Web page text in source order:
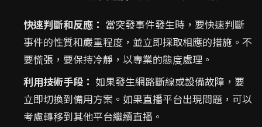
快速判斷和反應： 當突發事件發生時，要快速判斷
事件的性質和嚴重程度，並立即採取相應的措施。不
要慌張，要保持冷靜，以專業的態度處理。
利用技術手段： 如果發生網路斷線或設備故障，要
立即切換到備用方案。如果直播平台出現問題，可以
考慮轉移到其他平台繼續直播。